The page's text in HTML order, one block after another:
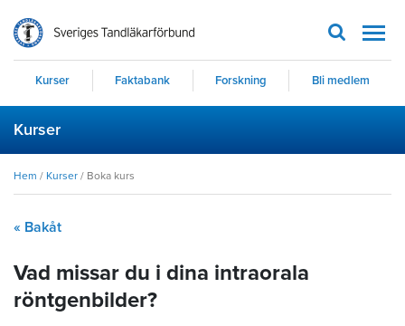
Kurser Faktabank Forskning Bli medlem
Kurser
Hem / Kurser / Boka kurs
« Bakåt
Vad missar du i dina intraorala
röntgenbilder?